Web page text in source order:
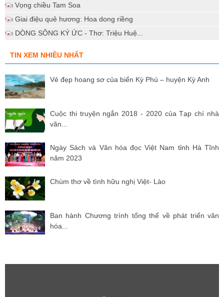
Vọng chiều Tam Soa
Giai điệu quê hương: Hoa dong riềng
DÒNG SÔNG KÝ ỨC - Thơ: Triệu Huệ...
TIN XEM NHIỀU NHẤT
Vẻ đẹp hoang sơ của biển Kỳ Phú – huyện Kỳ Anh
Cuộc thi truyện ngắn 2018 - 2020 của Tạp chí nhà
văn...
Ngày Sách và Văn hóa đọc Việt Nam tỉnh Hà Tĩnh
năm 2023
Chùm thơ về tình hữu nghị Việt- Lào
Ban hành Chương trình tổng thể về phát triển văn
hóa...